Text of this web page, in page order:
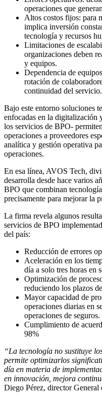
operaciones que
Altos costos fijos: para
implica inversión
tecnología y recursos
Limitaciones de
organizaciones deben
y equipos.
Dependencia de
rotación de
continuidad del servicio.
Bajo este entorno soluciones
enfocadas en la digitalización
los servicios de BPO-
operaciones a proveedores
analítica y gestión operativa
operaciones.
En esa línea, AVOS Tech,
desarrolla desde hace varios
BPO que combinan
precisamente para mejorar la
La firma revela algunos
servicios de BPO
del país:
Reducción de errores
Aceleración en los
día a solo tres horas en
Optimización de
reduciendo los plazos
Mayor capacidad de
operaciones diarias en
operaciones de seguros.
Cumplimiento de
98%
“La tecnología no sustituye
permite optimizarlos
día en materia de
en innovación, mejora
Diego Pérez, director